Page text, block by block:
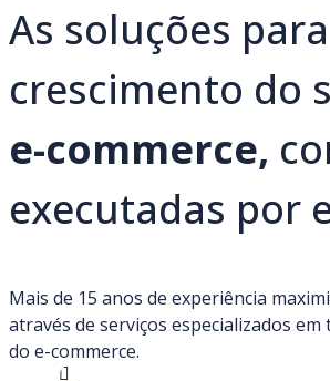
As soluções
crescimento do
e-commerce,
executadas por
Mais de 15 anos de experiência
através de serviços especializados
do e-commerce.